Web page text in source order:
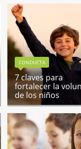
CONDUCTA
7 claves para
fortalecer la
de los niños